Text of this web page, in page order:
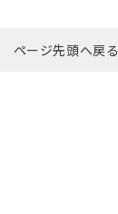
ページ先頭へ戻る